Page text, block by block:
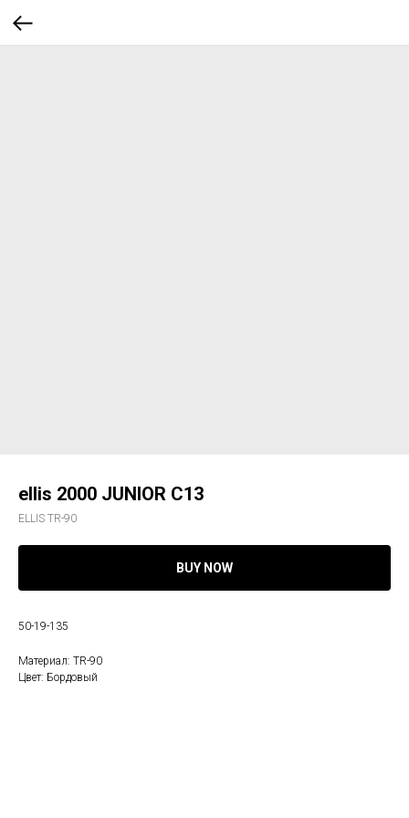
ellis 2000 JUNIOR C13
ELLIS TR-90
BUY NOW
50-19-135
Материал: TR-90
Цвет: Бордовый